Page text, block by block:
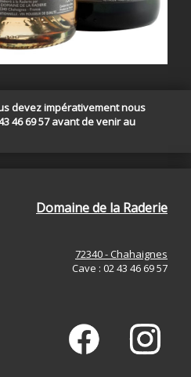
devez impérativement nous
46 69 57 avant de venir au
Domaine de la Raderie
72340 - Chahaignes
Cave : 02 43 46 69 57